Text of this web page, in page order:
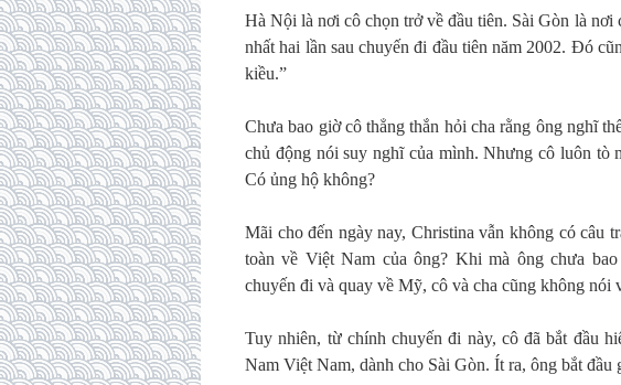
Hà Nội là nơi cô chọn trở về đầu tiên. Sài Gòn là
nhất hai lần sau chuyến đi đầu tiên năm 2002. Đó
kiều.”
Chưa bao giờ cô thẳng thắn hỏi cha rằng ông nghĩ
chủ động nói suy nghĩ của mình. Nhưng cô luôn tò
Có ủng hộ không?
Mãi cho đến ngày nay, Christina vẫn không có câu
toàn về Việt Nam của ông? Khi mà ông chưa
chuyến đi và quay về Mỹ, cô và cha cũng không nói
Tuy nhiên, từ chính chuyến đi này, cô đã bắt đầu
Nam Việt Nam, dành cho Sài Gòn. Ít ra, ông bắt